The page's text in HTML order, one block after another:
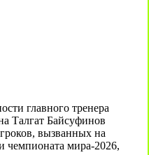
главного тренера
Талгат Байсуфинов
вызванных на
чемпионата мира-2026,